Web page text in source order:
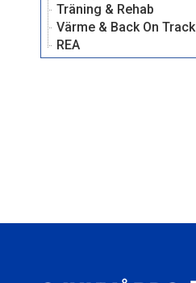
Träning & Rehab
Värme & Back On Track
REA